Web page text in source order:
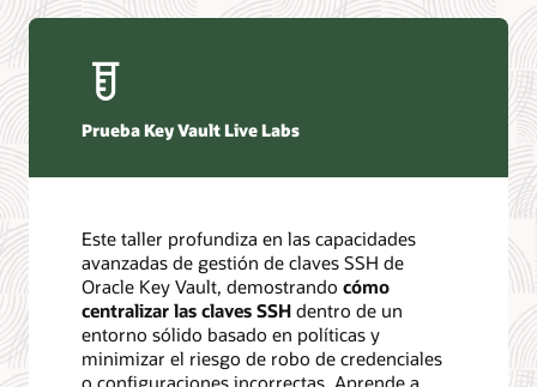
Prueba Key Vault Live Labs
Este taller profundiza en las capacidades
avanzadas de gestión de claves SSH de
Oracle Key Vault, demostrandocómo
centralizar las claves SSH dentro de un
entorno sólido basado en políticas y
minimizar el riesgo de robo de credenciales